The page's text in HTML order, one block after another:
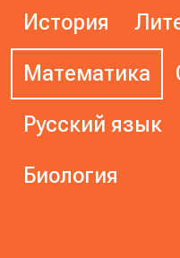
История
Математика
Русский язык
Биология